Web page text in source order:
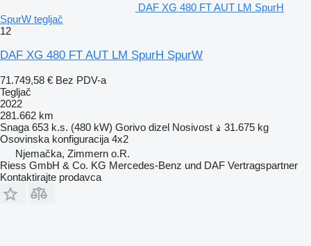
DAF XG 480 FT AUT LM SpurH
SpurW tegljač
12
DAF XG 480 FT AUT LM SpurH SpurW
71.749,58 € Bez PDV-a
Tegljač
2022
281.662 km
Snaga 653 k.s. (480 kW) Gorivo dizel Nosivost
31.675 kg
Osovinska konfiguracija 4x2
Njemačka, Zimmern o.R.
Riess GmbH & Co. KG Mercedes-Benz und DAF Vertragspartner
Kontaktirajte prodavca